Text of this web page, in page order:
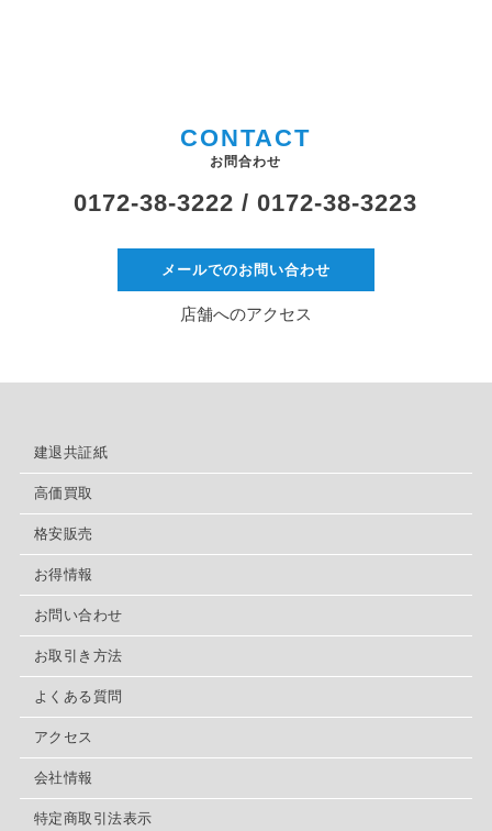
CONTACT
お問合わせ
0172-38-3222 / 0172-38-3223
メールでのお問い合わせ
店舗へのアクセス
建退共証紙
高価買取
格安販売
お得情報
お問い合わせ
お取引き方法
よくある質問
アクセス
会社情報
特定商取引法表示